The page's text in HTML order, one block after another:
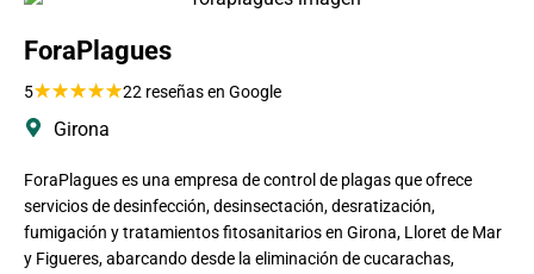
ForaPlagues
5★★★★★22 reseñas en Google
Girona
ForaPlagues es una empresa de control de plagas que ofrece
servicios de desinfección, desinsectación, desratización,
fumigación y tratamientos fitosanitarios en Girona, Lloret de Mar
y Figueres, abarcando desde la eliminación de cucarachas,